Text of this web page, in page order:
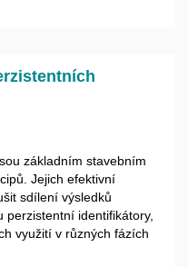
základním stavebním
Jejich efektivní
sdílení výsledků
perzistentní identifikátory,
využití v různých fázích